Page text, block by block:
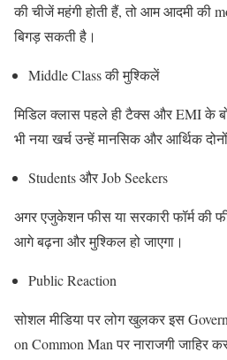
की चीजें महंगी होती हैं, तो आम आदमी की
बिगड़ सकती है।
Middle Class की मुश्किलें
मिडिल क्लास पहले ही टैक्स और EMI के
भी नया खर्च उन्हें मानसिक और आर्थिक
Students और Job Seekers
अगर एजुकेशन फीस या सरकारी फॉर्म की
आगे बढ़ना और मुश्किल हो जाएगा।
Public Reaction
सोशल मीडिया पर लोग खुलकर इस
on Common Man पर नाराजगी जाहिर